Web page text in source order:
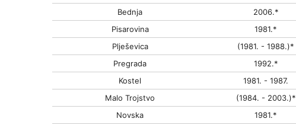
Bednja
2006.*
Pisarovina
1981.*
Plješevica
(1981. - 1988.)*
Pregrada
1992.*
Kostel
1981. - 1987.
Malo Trojstvo
(1984. - 2003.)*
Novska
1981.*